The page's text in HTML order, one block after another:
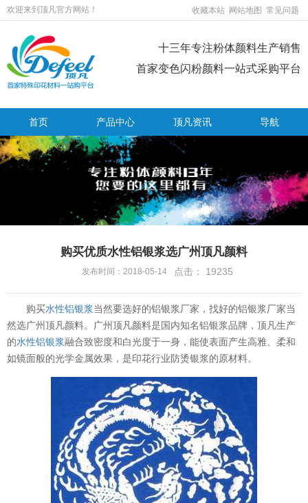
欢迎来到顶凡官方网站！ 收藏本站 网站地图 常见问题
十三年专注粉体颜料生产销售
首家变色闪粉颜料一站式采购平台
首页 产品中心 顶凡资讯 导航
购买优质水性铝银浆选广州顶凡颜料
发布时间：2018-05-14 点击： 19235
购买水性铝银浆当然要选好的铝银浆厂家，找好的铝银浆厂家当
然选广州顶凡颜料。广州顶凡颜料是国内知名铝银浆品牌，顶凡生产
的水性铝银浆融合致密度和白光度于一身，能使表面产生高雅、柔和
如镜面般的光学金属效果，是印花行业防烫银浆的原材料。